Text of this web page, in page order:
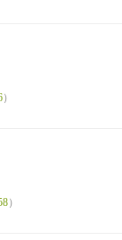
）
）